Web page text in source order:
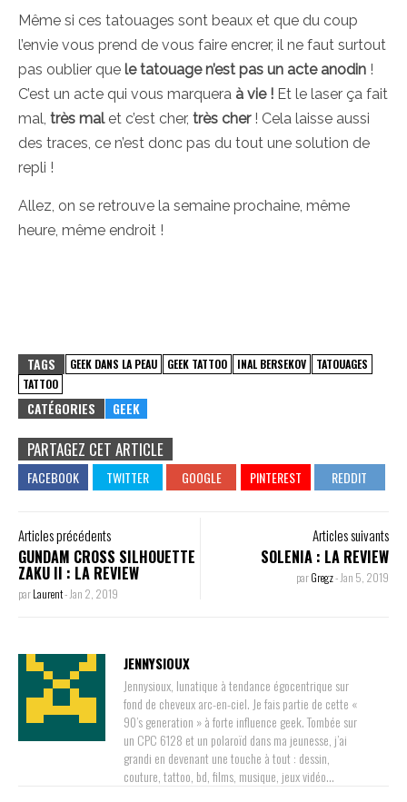
Même si ces tatouages sont beaux et que du coup
l’envie vous prend de vous faire encrer, il ne faut surtout
pas oublier que le tatouage n’est pas un acte anodin !
C’est un acte qui vous marquera à vie ! Et le laser ça fait
mal, très malet c’est cher, très cher! Cela laisse aussi
des traces, ce n’est donc pas du tout une solution de
repli !
Allez, on se retrouve la semaine prochaine, même
heure, même endroit !
TAGS GEEK DANS LA PEAU GEEK TATTOO INAL BERSEKOV
TATOUAGES
TATTOO
CATÉGORIES GEEK
PARTAGEZ CET ARTICLE
Articles précédents
GUNDAM CROSS SILHOUETTE
ZAKU II : LA REVIEW
parLaurent- Jan 2, 2019
Articles suivants
SOLENIA : LA REVIEW
parGregz- Jan 5, 2019
JENNYSIOUX
Jennysioux, lunatique à tendance égocentrique sur
fond de cheveux arc-en-ciel. Je fais partie de cette «
90’s generation » à forte influence geek. Tombée sur
un CPC 6128 et un polaroïd dans ma jeunesse, j’ai
grandi en devenant une touche à tout : dessin,
couture, tattoo, bd, films, musique, jeux vidéo…